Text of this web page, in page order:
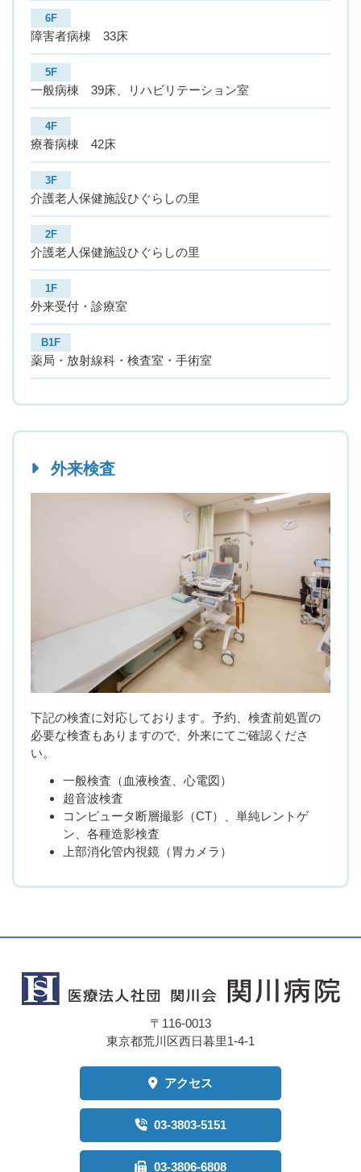
6F
障害者病棟 33床
5F
一般病棟 39床、リハビリテーション室
4F
療養病棟 42床
3F
介護老人保健施設ひぐらしの里
2F
介護老人保健施設ひぐらしの里
1F
外来受付・診療室
B1F
薬局・放射線科・検査室・手術室
外来検査
下記の検査に対応しております。予約、検査前処置の
必要な検査もありますので、外来にてご確認くださ
い。
一般検査（血液検査、心電図）
超音波検査
コンピュータ断層撮影（CT）、単純レントゲ
ン、各種造影検査
上部消化管内視鏡（胃カメラ）
〒116-0013
東京都荒川区西日暮里1-4-1
アクセス
03-3803-5151
03-3806-6808